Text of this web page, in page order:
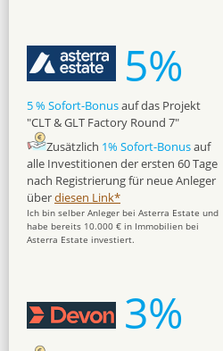
5%
5 % Sofort-Bonusauf das Projekt
"CLT & GLT Factory Round 7"
Zusätzlich 1% Sofort-Bonusauf
alle Investitionen der ersten 60 Tage
nach Registrierung für neue Anleger
überdiesen Link*
Ich bin selber Anleger bei Asterra Estate und
habe bereits 10.000 € in Immobilien bei
Asterra Estate investiert.
3%